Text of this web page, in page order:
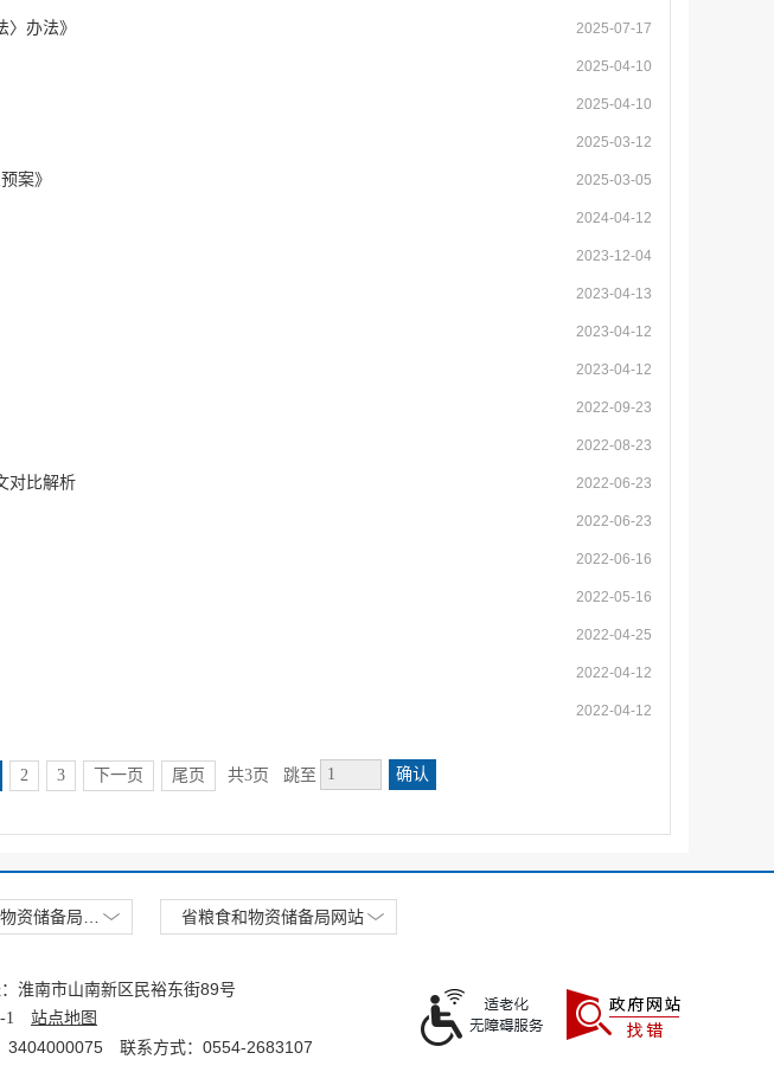
办法》 2025-07-17
2025-04-10
2025-04-10
2025-03-12
案》 2025-03-05
2024-04-12
2023-12-04
2023-04-13
2023-04-12
2023-04-12
2022-09-23
2022-08-23
对比解析 2022-06-23
2022-06-23
2022-06-16
2022-05-16
2022-04-25
2022-04-12
2022-04-12
2 3 下一页 尾页 共3页 跳至 确认
省粮食和物资储备局网站
淮南市山南新区民裕东街89号
1
站点地图
3404000075 联系方式：0554-2683107